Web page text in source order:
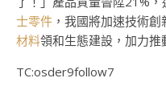
士零件 ，我國將加速技術
材料領和生態建設，加力推
TC:osder9follow7